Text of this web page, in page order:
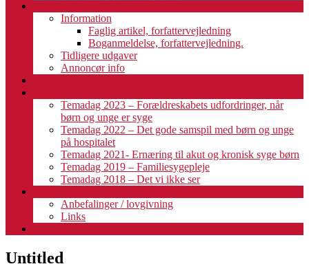
Information
Faglig artikel, forfattervejledning
Boganmeldelse, forfattervejledning.
Tidligere udgaver
Annoncør info
Temadag 2023 – Forældreskabets udfordringer, når
børn og unge er syge
Temadag 2022 – Det gode samspil med børn og unge
på hospitalet
Temadag 2021- Ernæring til akut og kronisk syge børn
Temadag 2019 – Familiesygepleje
Temadag 2018 – Det vi ikke ser
Anbefalinger / lovgivning
Links
Untitled